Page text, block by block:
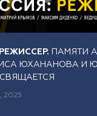
ПАМЯТИ
ЮХАНАНОВА И
2025